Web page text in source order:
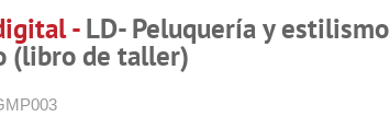
-LD- Peluquería y estilismo
(libro de taller)